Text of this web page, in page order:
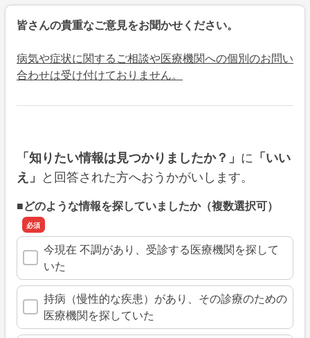
皆さんの貴重なご意見をお聞かせください。
病気や症状に関するご相談や医療機関への個別のお問い
合わせは受け付けておりません。
「知りたい情報は見つかりましたか？」 に 「いい
え」 と回答された方へおうかがいします。
■どのような情報を探していましたか（複数選択可）
今現在 不調があり、受診する医療機関を探して
いた
持病（慢性的な疾患）があり、その診療のための
医療機関を探していた